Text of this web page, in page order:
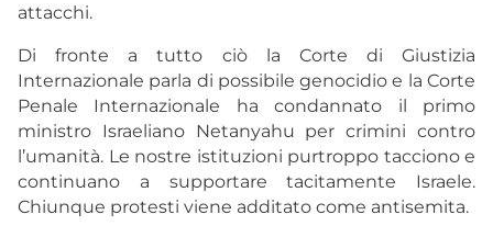
attacchi.
Di fronte a tutto ciò la Corte di Giustizia
Internazionale parla di possibile genocidio e la Corte
Penale Internazionale ha condannato il primo
ministro Israeliano Netanyahu per crimini contro
l’umanità. Le nostre istituzioni purtroppo tacciono e
continuano a supportare tacitamente Israele.
Chiunque protesti viene additato come antisemita.